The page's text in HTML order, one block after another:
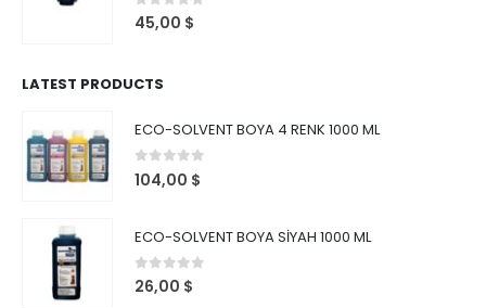
0 out of 5
45,00 $
LATEST PRODUCTS
ECO-SOLVENT BOYA 4 RENK 1000 ML
0out of 5
104,00 $
ECO-SOLVENT BOYA SİYAH 1000 ML
0out of 5
26,00 $